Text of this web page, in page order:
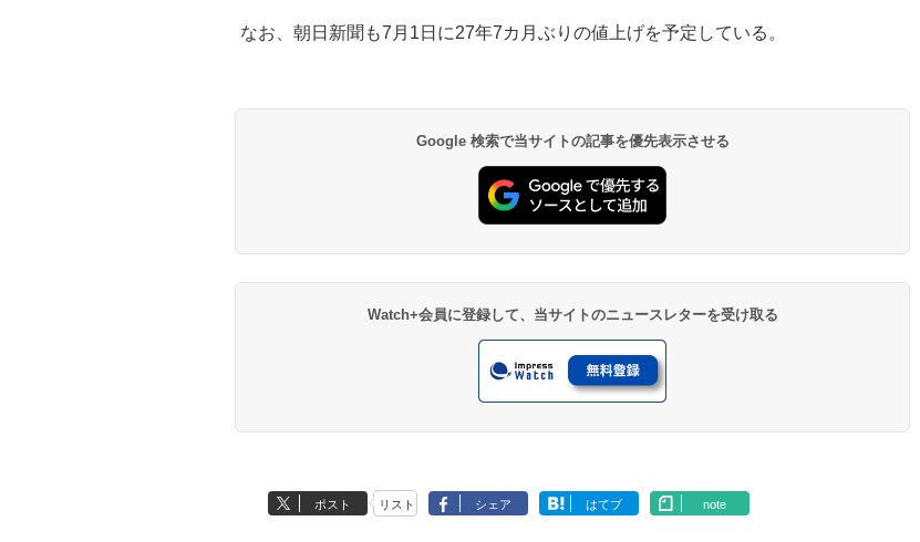
なお、朝日新聞も7月1日に27年7カ月ぶりの値上げを予定している。
Google 検索で当サイトの記事を優先表示させる
Watch+会員に登録して、当サイトのニュースレターを受け取る
ポスト リスト シェア はてブ note